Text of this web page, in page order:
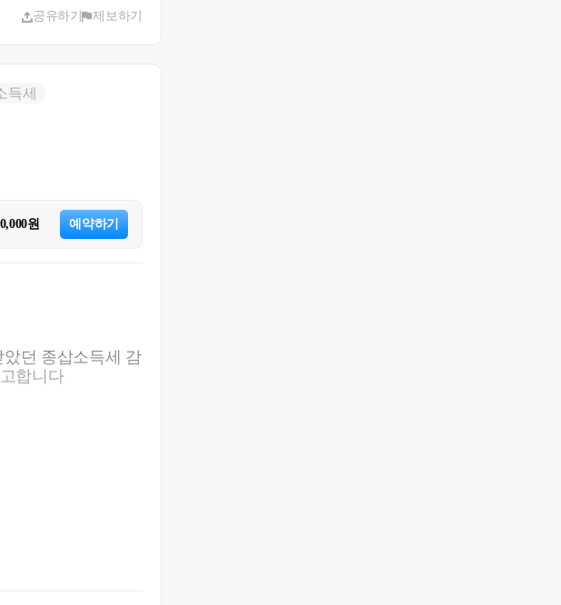
공유하기 제보하기
득세
원 예약하기
던 종삽소득세 감
합니다